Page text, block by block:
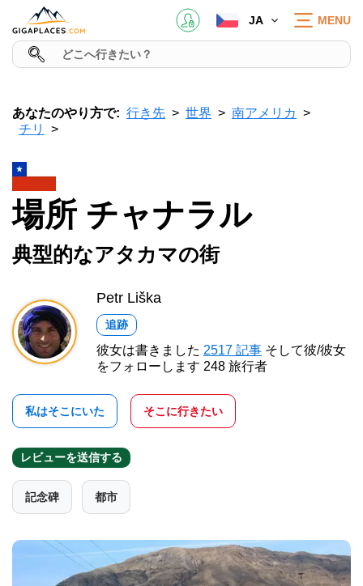
JA MENU
あなたのやり方で: 行き先 世界
南アメリカ
チリ
場所 チャナラル
典型的なアタカマの街
Petr Liška
追跡
彼女は書きました 2517 記事 そして彼/彼女
をフォローします 248 旅行者
私はそこにいた そこに行きたい
レビューを送信する
記念碑 都市